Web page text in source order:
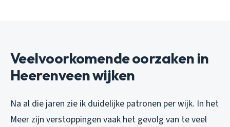
Veelvoorkomende oorzaken in
Heerenveen wijken
Na al die jaren zie ik duidelijke patronen per wijk. In het
Meer zijn verstoppingen vaak het gevolg van te veel